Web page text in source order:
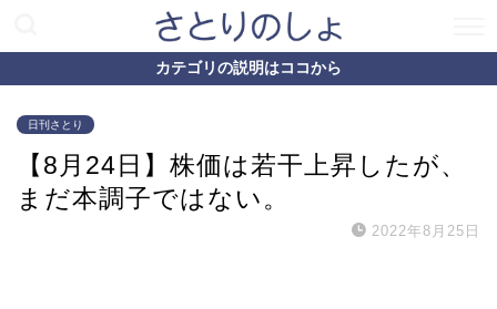
カテゴリの説明はココから
日刊さとり
【8月24日】株価は若干上昇したが、
まだ本調子ではない。
2022年8月25日